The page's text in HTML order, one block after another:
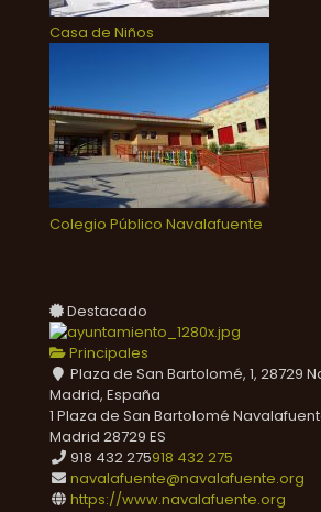
Casa de Niños
Colegio Público Navalafuente
Destacado
Principales
Plaza de San Bartolomé, 1, 28729
Madrid, España
1 Plaza de San Bartolomé
Madrid 28729 ES
918 432 275918 432 275
navalafuente@navalafuente.org
https://www.navalafuente.org